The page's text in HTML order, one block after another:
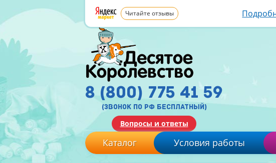
Читайте отзывы
8 (800) 775 41 59
(звонок по рф бесплатный)
Вопросы и ответы
Каталог Условия работы